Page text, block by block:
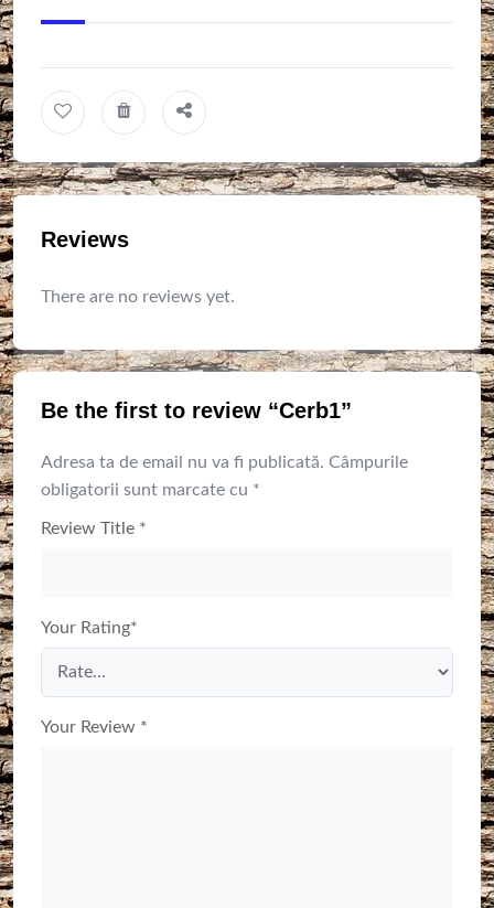
Reviews
There are no reviews yet.
Be the first to review “Cerb1”
Adresa ta de email nu va fi publicată. Câmpurile
obligatorii sunt marcate cu *
Review Title *
Your Rating*
Your Review *